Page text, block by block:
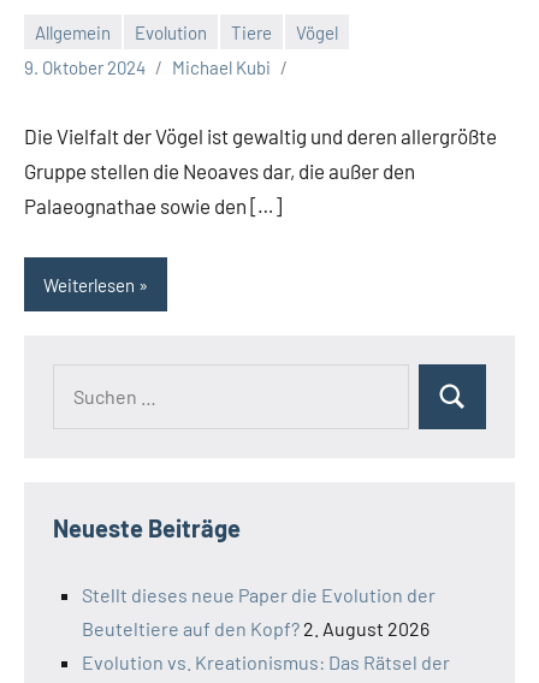
Allgemein Evolution Tiere
Vögel
9. Oktober 2024
Michael Kubi
Die Vielfalt der Vögel ist gewaltig und deren allergrößte
Gruppe stellen die Neoaves dar, die außer den
Palaeognathae sowie den […]
Weiterlesen
Suchen
Neueste Beiträge
Stellt dieses neue Paper die Evolution der
Beuteltiere auf den Kopf? 2. August 2026
Evolution vs. Kreationismus: Das Rätsel der